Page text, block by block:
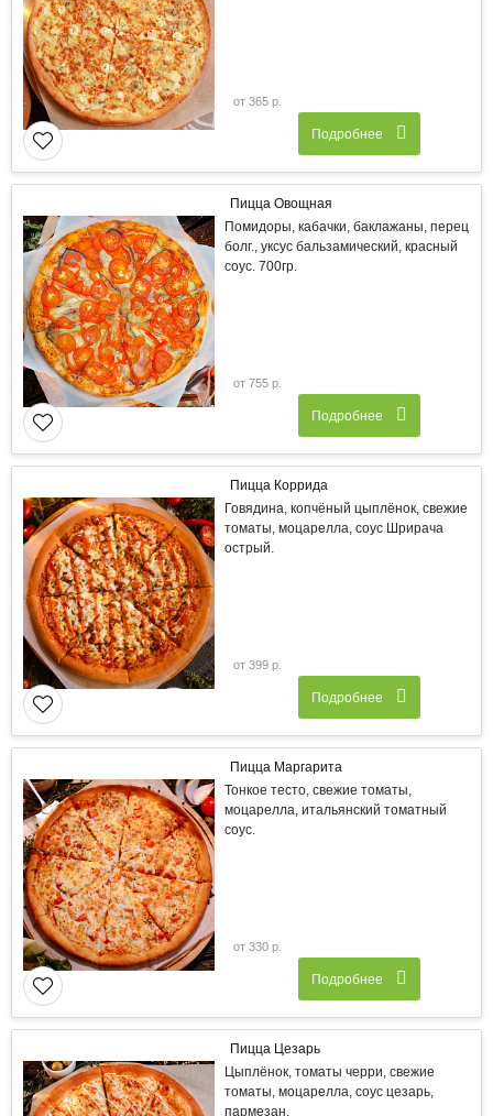
от 365 р.
Подробнее
Пицца Овощная
Помидоры, кабачки, баклажаны, перец
болг., уксус бальзамический, красный
соус. 700гр.
от 755 р.
Подробнее
Пицца Коррида
Говядина, копчёный цыплёнок, свежие
томаты, моцарелла, соус Шрирача
острый.
от 399 р.
Подробнее
Пицца Маргарита
Тонкое тесто, свежие томаты,
моцарелла, итальянский томатный
соус.
от 330 р.
Подробнее
Пицца Цезарь
Цыплёнок, томаты черри, свежие
томаты, моцарелла, соус цезарь,
пармезан.